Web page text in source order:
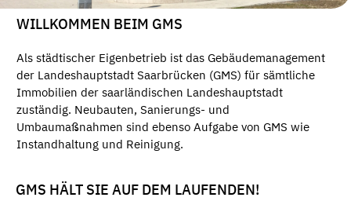
WILLKOMMEN BEIM GMS
Als städtischer Eigenbetrieb ist das Gebäudemanagement
der Landeshauptstadt Saarbrücken (GMS) für sämtliche
Immobilien der saarländischen Landeshauptstadt
zuständig. Neubauten, Sanierungs- und
Umbaumaßnahmen sind ebenso Aufgabe von GMS wie
Instandhaltung und Reinigung.
GMS HÄLT SIE AUF DEM LAUFENDEN!